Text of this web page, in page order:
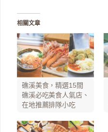
相關文章
礁溪美食，精選15間
礁溪必吃美食人氣店、
在地推薦排隊小吃